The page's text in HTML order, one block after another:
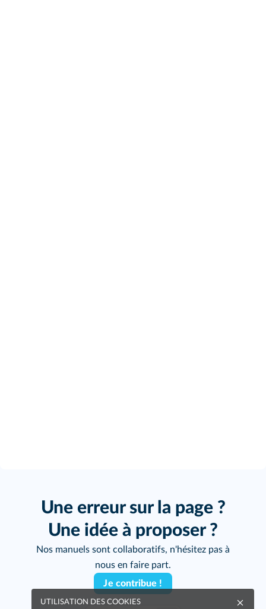
Une erreur sur la page ?
Une idée à proposer ?
Nos manuels sont collaboratifs, n'hésitez pas à
nous en faire part.
Je contribue !
UTILISATION DES COOKIES